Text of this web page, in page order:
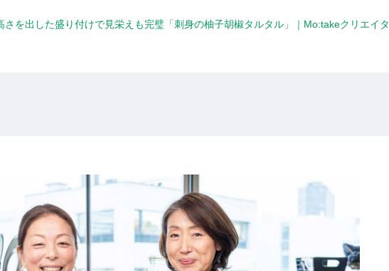
を出した盛り付けで見栄えも完璧「刺身の柚子胡椒タルタル」｜Mo:takeクリエイタ